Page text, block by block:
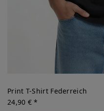
Print T-Shirt Federreich
24,90 € *